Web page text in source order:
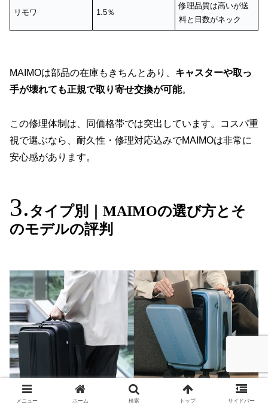
リモワ 1.5％
修理品質は高いが送
料と日数がネック
MAIMOは部品の在庫もきちんとあり、 キャスターや取っ
手が壊れても正規で取り寄せ交換が可能。
この修理体制は、同価格帯では突出しています。コスパ重
視で選ぶなら、耐久性・修理対応込みでMAIMOは非常に
安心感があります。
タイプ別｜MAIMOの選び方とそ
のモデルの評判
メニュー ホーム 検索 トップ サイドバー